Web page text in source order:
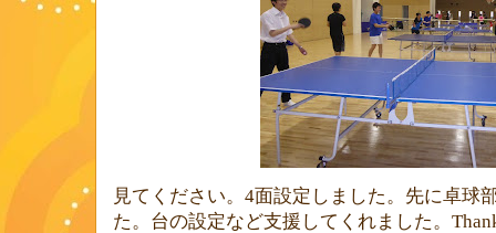
見てください。 4面設定しました。先に卓球
た。台の設定など支援してくれました。